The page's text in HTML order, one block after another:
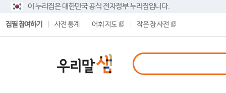
이 누리집은 대한민국 공식 전자정부 누리집입니다.
집필 참여하기 사전 통계 어휘 지도 작은 창 사전